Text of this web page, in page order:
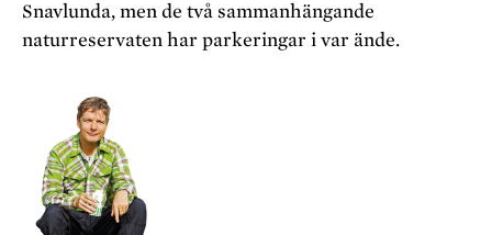
Snavlunda, men de två sammanhängande
naturreservaten har parkeringar i var ände.